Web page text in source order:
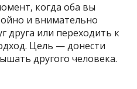
когда оба вы
и внимательно
друга или переходить к
Цель — донести
другого человека.